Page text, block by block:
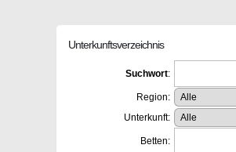
Unterkunftsverzeichnis
Suchwort:
Region:
Unterkunft:
Betten: